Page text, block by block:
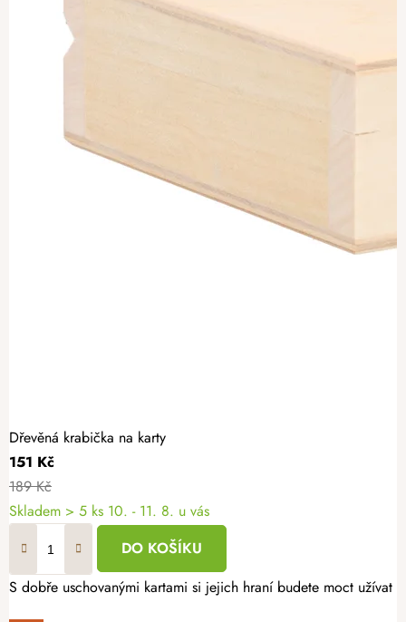
Dřevěná krabička na karty
151 Kč
189 Kč
Skladem > 5 ks 10. - 11. 8. u vás
DO KOŠÍKU
S dobře uschovanými kartami si jejich hraní budete moct užívat